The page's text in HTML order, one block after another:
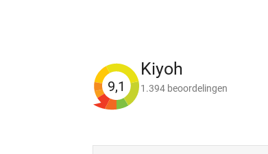
9,1
Kiyoh
1.394 beoordelingen